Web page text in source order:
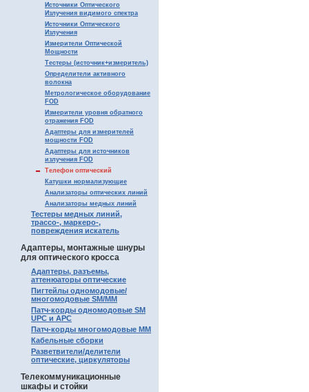
Источники Оптического
Излучения видимого спектра
Источники Оптического
Излучения
Измерители Оптической
Мощности
Тестеры (источник+измеритель)
Определители активного
волокна
Метрологическое оборудование
FOD
Измерители уровня обратного
отражения FOD
Адаптеры для измерителей
мощности FOD
Адаптеры для источников
излучения FOD
Телефон оптический
Катушки нормализующие
Анализаторы оптических линий
Анализаторы медных линий
Тестеры медных линий,
трассо-, маркеро-,
повреждения искатель
Адаптеры, монтажные шнуры
для оптического кросса
Адаптеры, разъемы,
аттенюаторы оптические
Пигтейлы одномодовые/
многомодовые SM/MM
Патч-корды одномодовые SM
UPC и APC
Патч-корды многомодовые MM
Кабельные сборки
Разветвители/делители
оптические, циркуляторы
Телекоммуникационные
шкафы и стойки